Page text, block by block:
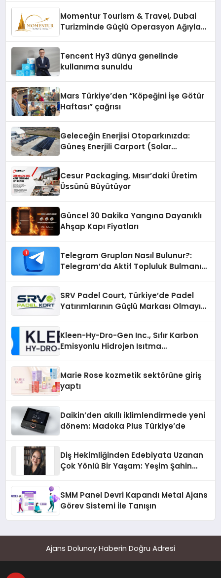
Momentur Tourism & Travel, Dubai
Turizminde Güçlü Operasyon Ağıyla
Tencent Hy3 dünya genelinde
kullanıma sunuldu
Mars Türkiye’den “Köpeğini İşe Götür
Haftası” çağrısı
Geleceğin Enerjisi Otoparkınızda:
Güneş Enerjili Carport (Solar
Cesur Packaging, Mısır’daki Üretim
Üssünü Büyütüyor
Güncel 30 Dakika Yangına Dayanıklı
Ahşap Kapı Fiyatları
Telegram Grupları Nasıl Bulunur?:
Telegram’da Aktif Topluluk Bulmanın
SRV Padel Court, Türkiye’de Padel
Yatırımlarının Güçlü Markası Olmayı
Kleen-Hy-Dro-Gen Inc., Sıfır Karbon
Emisyonlu Hidrojen Isıtma
Marie Rose kozmetik sektörüne giriş
yaptı
Daikin’den akıllı iklimlendirmede yeni
dönem: Madoka Plus Türkiye’de
Diş Hekimliğinden Edebiyata Uzanan
Çok Yönlü Bir Yaşam: Yeşim Şahin
SMM Panel Devri Kapandı Metal Ajans
Görev Sistemi İle Tanışın
Ajans Dolunay Haberin Doğru Adresi